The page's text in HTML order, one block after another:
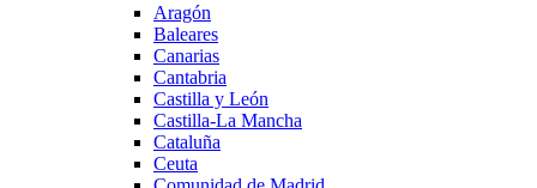
Aragón
Baleares
Canarias
Cantabria
Castilla y León
Castilla-La Mancha
Cataluña
Ceuta